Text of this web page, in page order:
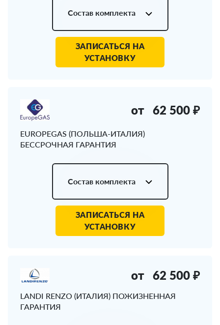
Состав комплекта
ЗАПИСАТЬСЯ НА
УСТАНОВКУ
EUROPEGAS (ПОЛЬША-ИТАЛИЯ)
БЕССРОЧНАЯ ГАРАНТИЯ
от 62 500 ₽
Состав комплекта
ЗАПИСАТЬСЯ НА
УСТАНОВКУ
LANDI RENZO (ИТАЛИЯ) ПОЖИЗНЕННАЯ
ГАРАНТИЯ
от 62 500 ₽